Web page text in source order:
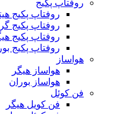
روفتاپ پکیج
روفتاپ پکیج
روفتاپ پکیج
روفتاپ پکیج
روفتاپ پکیج
هواساز
هواساز هیگر
هواساز بوران
فن کوئل
فن کویل هیگر